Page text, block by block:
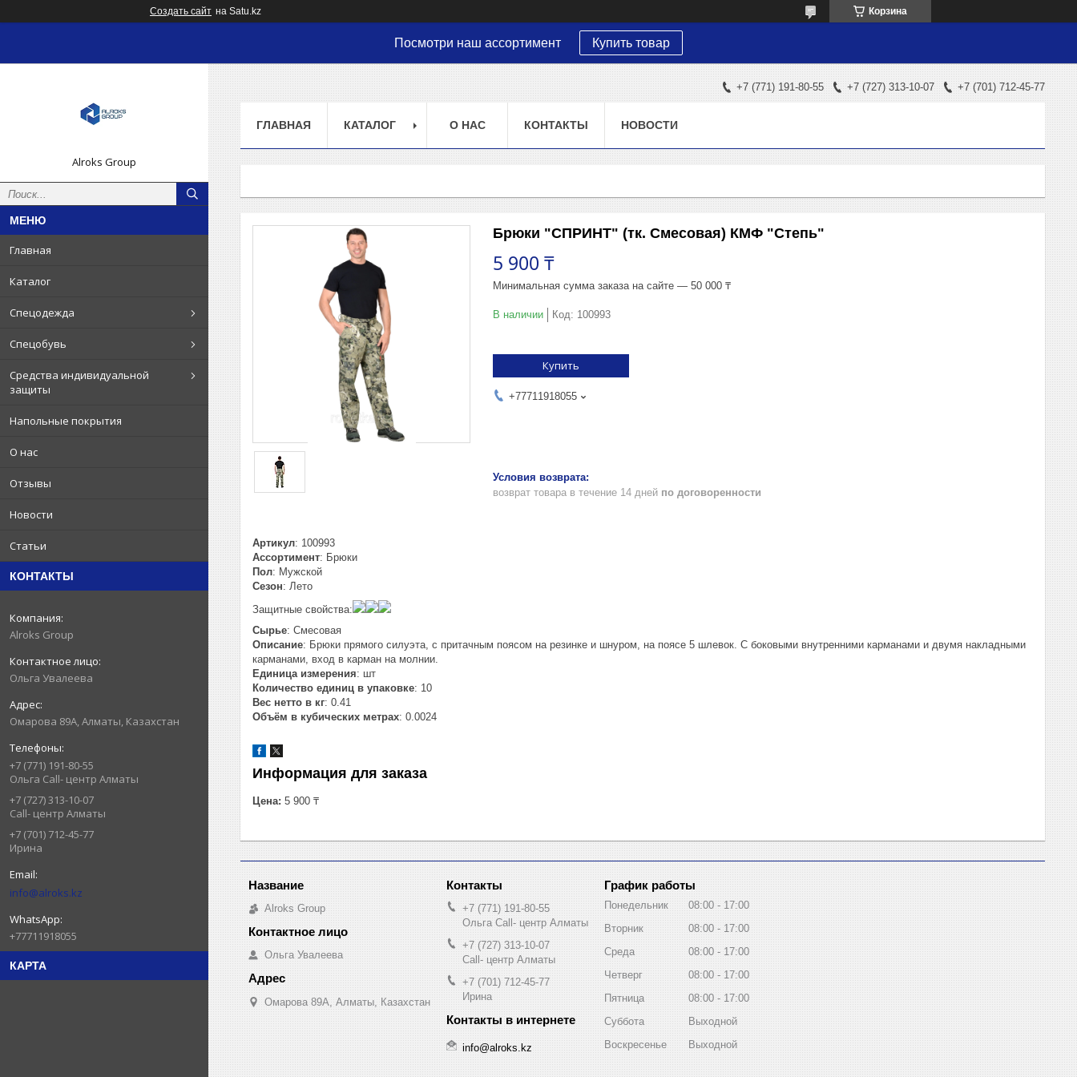
Создать сайт на Satu.kz Корзина
Посмотри наш ассортимент Купить товар
Alroks Group
Главная
Каталог
Спецодежда
Спецобувь
Средства индивидуальной
защиты
Напольные покрытия
О нас
Отзывы
Новости
Статьи
КОНТАКТЫ
Alroks Group
Ольга Увалеева
Омарова 89А, Алматы, Казахстан
+7 (771) 191-80-55
Ольга Call- центр Алматы
+7 (727) 313-10-07
Call- центр Алматы
+7 (701) 712-45-77
Ирина
info@alroks.kz
+77711918055
КАРТА
+7 (771) 191-80-55 +7 (727) 313-10-07 +7 (701) 712-45-77
ГЛАВНАЯ КАТАЛОГ О НАС КОНТАКТЫ НОВОСТИ
Брюки "СПРИНТ" (тк. Смесовая) КМФ "Степь"
5 900 ₸
Минимальная сумма заказа на сайте — 50 000 ₸
В наличии Код: 100993
Купить
+77711918055
возврат товара в течение 14 дней по договоренности
Артикул: 100993
Ассортимент: Брюки
Пол: Мужской
Сезон: Лето
Защитные свойства:
Сырье: Смесовая
Описание: Брюки прямого силуэта, с притачным поясом на резинке и шнуром, на поясе 5 шлевок. С боковыми внутренними карманами и двумя накладными
карманами, вход в карман на молнии.
Единица измерения: шт
Количество единиц в упаковке: 10
Вес нетто в кг: 0.41
Объём в кубических метрах: 0.0024
Информация для заказа
Цена: 5 900 ₸
Alroks Group
Ольга Увалеева
Омарова 89А, Алматы, Казахстан
+7 (771) 191-80-55
Ольга Call- центр Алматы
+7 (727) 313-10-07
Call- центр Алматы
+7 (701) 712-45-77
Ирина
info@alroks.kz
График работы
Понедельник 08:00
17:00
Вторник
08:00
17:00
Среда
08:00
17:00
Четверг
08:00
17:00
Пятница
08:00
17:00
Суббота
Выходной
Воскресенье
Выходной